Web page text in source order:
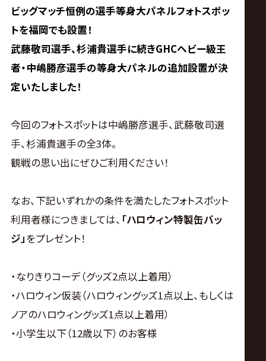
ビッグマッチ恒例の選手等身大パネルフォトスポッ
トを福岡でも設置！
武藤敬司選手、杉浦貴選手に続きGHCヘビー級王
者・中嶋勝彦選手の等身大パネルの追加設置が決
定いたしました！
今回のフォトスポットは中嶋勝彦選手、武藤敬司選
手、杉浦貴選手の全3体。
観戦の思い出にぜひご利用ください！
なお、下記いずれかの条件を満たしたフォトスポット
利用者様につきましては、 「ハロウィン特製缶バッ
ジ」をプレゼント！
・なりきりコーデ（グッズ2点以上着用）
・ハロウィン仮装（ハロウィングッズ1点以上、もしくは
ノアのハロウィングッズ1点以上着用）
・小学生以下（12歳以下）のお客様